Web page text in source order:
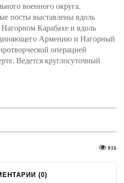
военного округа.
посты выставлены вдоль
Карабахе и вдоль
Армению и Нагорный
операцией
Ведется круглосуточный
816
(0)